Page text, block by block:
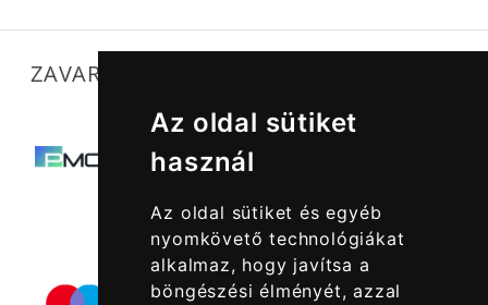
Az oldal sütiket
használ
Az oldal sütiket és egyéb
nyomkövető technológiákat
alkalmaz, hogy javítsa a
böngészési élményét, azzal
ZAVARTALAN MŰKÖDÉSÜNKET SEGÍTIK